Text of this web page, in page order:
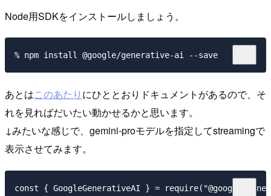
Node用SDKをインストールしましょう。
あとはこのあたり にひととおりドキュメントがあるので、そ
れを見ればだいたい動かせるかと思います。
↓みたいな感じで、gemini-proモデルを指定してstreamingで
表示させてみます。
const { GoogleGenerativeAI } = require("@google/